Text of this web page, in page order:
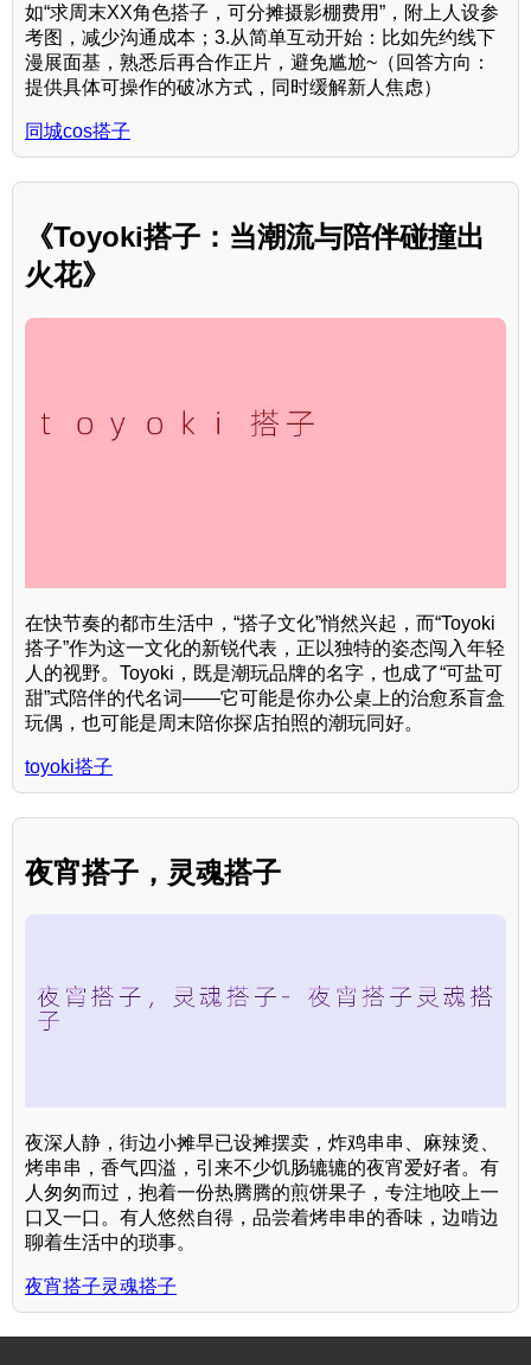
如“求周末XX角色搭子，可分摊摄影棚费用”，附上人设参
考图，减少沟通成本；3.从简单互动开始：比如先约线下
漫展面基，熟悉后再合作正片，避免尴尬~（回答方向：
提供具体可操作的破冰方式，同时缓解新人焦虑）
同城cos搭子
《Toyoki搭子：当潮流与陪伴碰撞出
火花》
在快节奏的都市生活中，“搭子文化”悄然兴起，而“Toyoki
搭子”作为这一文化的新锐代表，正以独特的姿态闯入年轻
人的视野。Toyoki，既是潮玩品牌的名字，也成了“可盐可
甜”式陪伴的代名词——它可能是你办公桌上的治愈系盲盒
玩偶，也可能是周末陪你探店拍照的潮玩同好。
toyoki搭子
夜宵搭子，灵魂搭子
夜深人静，街边小摊早已设摊摆卖，炸鸡串串、麻辣烫、
烤串串，香气四溢，引来不少饥肠辘辘的夜宵爱好者。有
人匆匆而过，抱着一份热腾腾的煎饼果子，专注地咬上一
口又一口。有人悠然自得，品尝着烤串串的香味，边啃边
聊着生活中的琐事。
夜宵搭子灵魂搭子